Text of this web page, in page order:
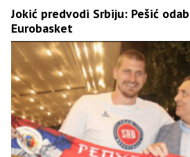
Jokić predvodi Srbiju: Pešić
Eurobasket